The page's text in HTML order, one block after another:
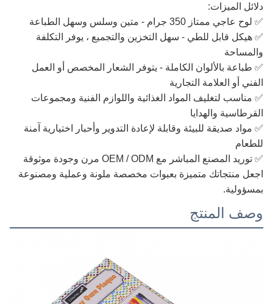
دلائل الميزات:
✅ لوح عاجي ممتاز 350 جرام - متين وسلس وسهل الطباعة
✅ هيكل قابل للطي - سهل التخزين والتجميع ، يوفر التكلفة
والمساحة
✅ طباعة بالألوان الكاملة - يتوفر الشعار المخصص أو العمل
الفني أو العلامة التجارية
✅ مناسب لتغليف المواد الغذائية واللوازم الفنية ومجموعات
القرطاسية والهدايا
✅ مواد صديقة للبيئة وقابلة لإعادة التدوير وأحبار اختيارية آمنة
للطعام
✅ توريد المصنع المباشر مع OEM / ODM مرن وجودة موثوقة
اجعل منتجاتك متميزة بعبوات مخصصة ملونة وعملية ومصنوعة
بمسؤولية.
وصف المنتج